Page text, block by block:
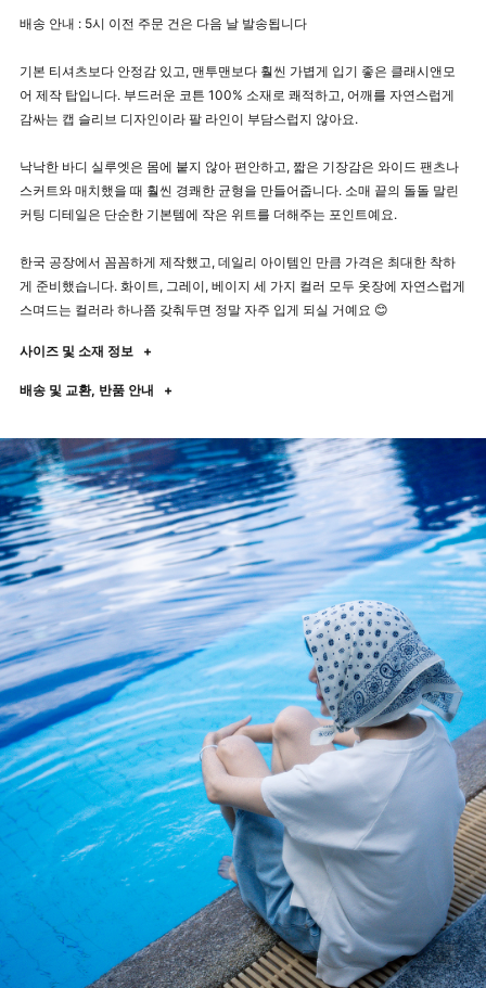
배송 안내 : 5시 이전 주문 건은 다음 날 발송됩니다
기본 티셔츠보다 안정감 있고, 맨투맨보다 훨씬 가볍게 입기 좋은 클래시앤모
어 제작 탑입니다. 부드러운 코튼 100% 소재로 쾌적하고, 어깨를 자연스럽게
감싸는 캡 슬리브 디자인이라 팔 라인이 부담스럽지 않아요.
낙낙한 바디 실루엣은 몸에 붙지 않아 편안하고, 짧은 기장감은 와이드 팬츠나
스커트와 매치했을 때 훨씬 경쾌한 균형을 만들어줍니다. 소매 끝의 돌돌 말린
커팅 디테일은 단순한 기본템에 작은 위트를 더해주는 포인트예요.
한국 공장에서 꼼꼼하게 제작했고, 데일리 아이템인 만큼 가격은 최대한 착하
게 준비했습니다. 화이트, 그레이, 베이지 세 가지 컬러 모두 옷장에 자연스럽게
스며드는 컬러라 하나쯤 갖춰두면 정말 자주 입게 되실 거예요 😊
사이즈 및 소재 정보 +
배송 및 교환, 반품 안내 +